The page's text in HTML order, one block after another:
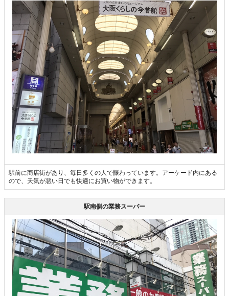
駅前に商店街があり、毎日多くの人で賑わっています。アーケード内にある
ので、天気が悪い日でも快適にお買い物ができます。
駅南側の業務スーパー